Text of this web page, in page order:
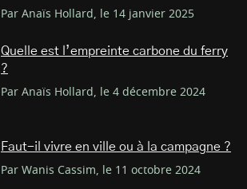
Par Anaïs Hollard, le 14 janvier 2025
Quelle est l’empreinte carbone du ferry
?
Par Anaïs Hollard, le 4 décembre 2024
Faut-il vivre en ville ou à la campagne ?
Par Wanis Cassim, le 11 octobre 2024